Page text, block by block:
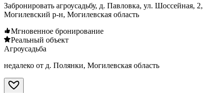
Забронировать агроусадьбу, д. Павловка, ул. Шоссейная, 2,
Могилевский р-н, Могилевская область
Мгновенное бронирование
Реальный объект
Агроусадьба
недалеко от д. Полянки, Могилевская область